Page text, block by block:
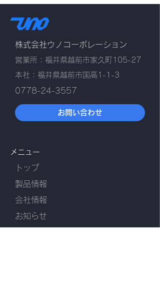
株式会社ウノコーポレーション
営業所：福井県越前市家久町105-27
本社：福井県越前市国高1-1-3
0778-24-3557
お問い合わせ
メニュー
トップ
​製品情報
会社情報
お知らせ